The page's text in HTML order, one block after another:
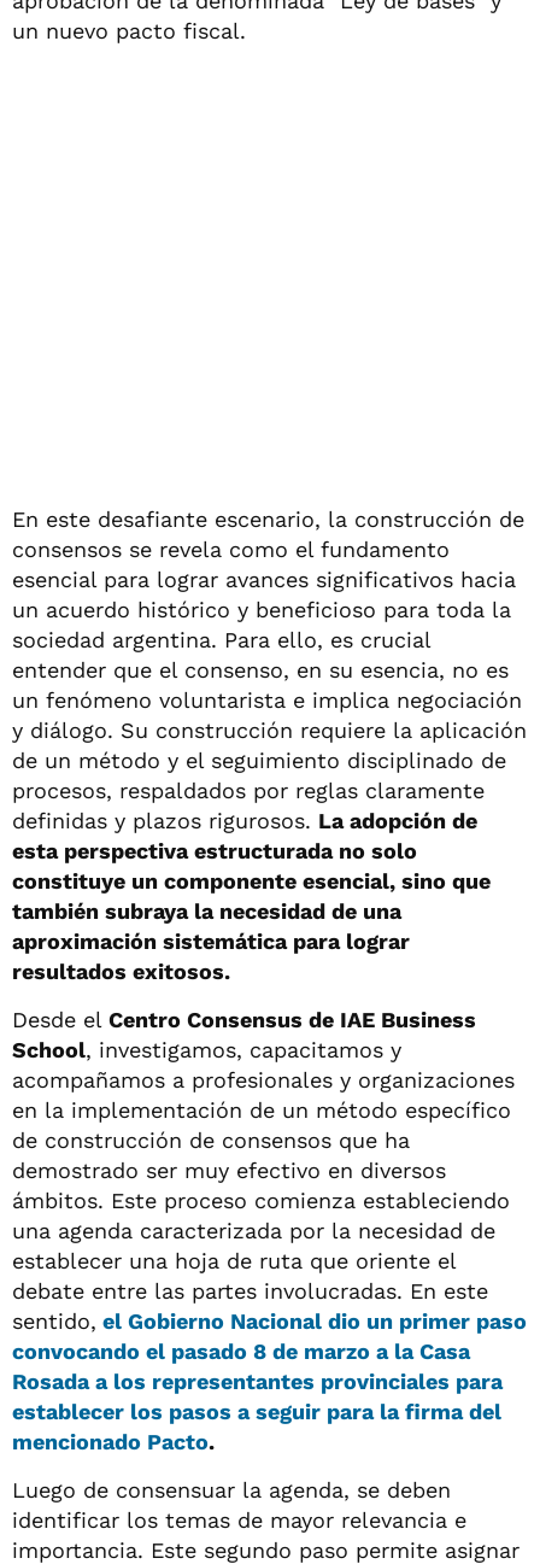
un nuevo pacto fiscal.
En este desafiante escenario, la construcción de
consensos se revela como el fundamento
esencial para lograr avances significativos hacia
un acuerdo histórico y beneficioso para toda la
sociedad argentina. Para ello, es crucial
entender que el consenso, en su esencia, no es
un fenómeno voluntarista e implica negociación
y diálogo. Su construcción requiere la aplicación
de un método y el seguimiento disciplinado de
procesos, respaldados por reglas claramente
definidas y plazos rigurosos. La adopción de
esta perspectiva estructurada no solo
constituye un componente esencial, sino que
también subraya la necesidad de una
aproximación sistemática para lograr
resultados exitosos.
Desde el Centro Consensus de IAE Business
School, investigamos, capacitamos y
acompañamos a profesionales y organizaciones
en la implementación de un método específico
de construcción de consensos que ha
demostrado ser muy efectivo en diversos
ámbitos. Este proceso comienza estableciendo
una agenda caracterizada por la necesidad de
establecer una hoja de ruta que oriente el
debate entre las partes involucradas. En este
sentido, el Gobierno Nacional dio un primer paso
convocando el pasado 8 de marzo a la Casa
Rosada a los representantes provinciales para
establecer los pasos a seguir para la firma del
mencionado Pacto.
Luego de consensuar la agenda, se deben
identificar los temas de mayor relevancia e
importancia. Este segundo paso permite asignar